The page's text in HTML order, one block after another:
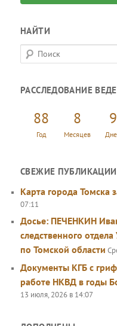
НАЙТИ
П
о
с
РАССЛЕДОВАНИЕ
88
Год
8
Месяцев
9
СВЕЖИЕ ПУБЛИКАЦИИ
Карта города Томска
07:11
Досье: ПЕЧЕНКИН
следственного
по Томской области
Документы КГБ с
работе НКВД в годы
13 июля, 2026 в 14:07